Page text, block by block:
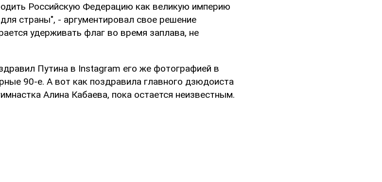
Российскую Федерацию как великую империю
страны", - аргументировал свое решение
удерживать флаг во время заплава, не
Путина в Instagram его же фотографией в
90-е. А вот как поздравила главного дзюдоиста
Алина Кабаева, пока остается неизвестным.